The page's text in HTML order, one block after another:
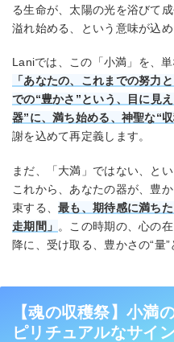
る生命が、太陽の光を浴びて
溢れ始める、という意味が込め
Laniでは、この「小満」を、
「あなたの、これまでの努力
での“豊かさ”という、目に見
器”に、満ち始める、神聖な“
謝を込めて再定義します。
まだ、「大満」ではない、と
これから、あなたの器が、豊
束する、最も、期待感に満ち
走期間」 。この時期の、心の
降に、受け取る、豊かさの“量”
【魂の収穫祭】小満
ピリチュアルなサイン